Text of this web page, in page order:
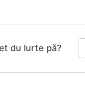
du lurte på?